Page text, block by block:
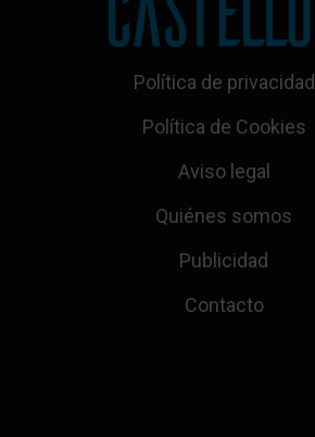
Política de privacidad
Política de Cookies
Aviso legal
Quiénes somos
Publicidad
Contacto